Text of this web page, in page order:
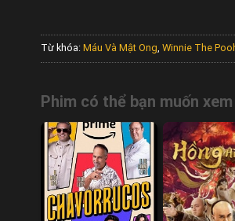
Từ khóa: Máu Và Mật Ong Winnie The
Phim có thể bạn muốn xem